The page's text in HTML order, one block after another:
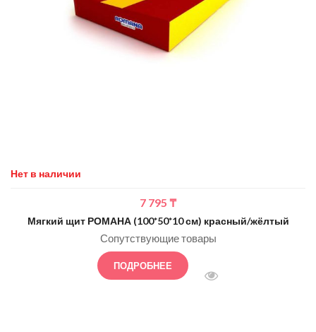
Нет в наличии
7 795 ₸
Мягкий щит РОМАНА (100*50*10 см) красный/жёлтый
Сопутствующие товары
ПОДРОБНЕЕ